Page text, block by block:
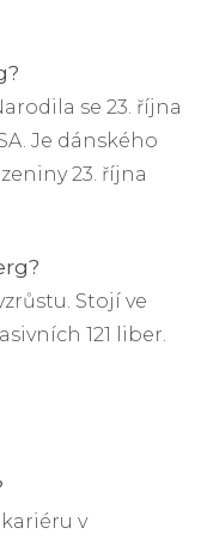
se 23. října
Je dánského
23. října
Stojí ve
121 liber.
v